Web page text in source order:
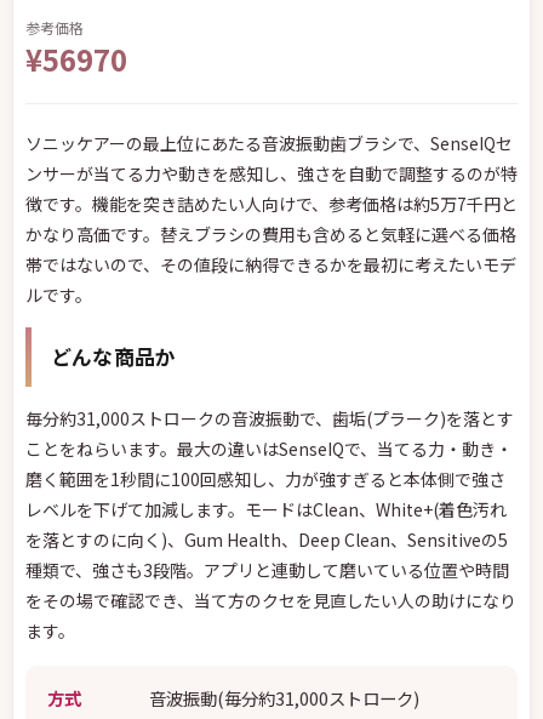
参考価格
¥56970
ソニッケアーの最上位にあたる音波振動歯ブラシで、SenseIQセ
ンサーが当てる力や動きを感知し、強さを自動で調整するのが特
徴です。機能を突き詰めたい人向けで、参考価格は約5万7千円と
かなり高価です。替えブラシの費用も含めると気軽に選べる価格
帯ではないので、その値段に納得できるかを最初に考えたいモデ
ルです。
どんな商品か
毎分約31,000ストロークの音波振動で、歯垢(プラーク)を落とす
ことをねらいます。最大の違いはSenseIQで、当てる力・動き・
磨く範囲を1秒間に100回感知し、力が強すぎると本体側で強さ
レベルを下げて加減します。モードはClean、White+(着色汚れ
を落とすのに向く)、Gum Health、Deep Clean、Sensitiveの5
種類で、強さも3段階。アプリと連動して磨いている位置や時間
をその場で確認でき、当て方のクセを見直したい人の助けになり
ます。
方式
音波振動(毎分約31,000ストローク)